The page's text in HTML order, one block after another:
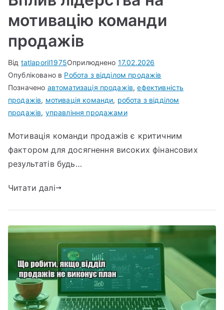
мотивацію команди
продажів
Від tatlaporil1975Оприлюднено 17.02.2026
Опубліковано в Робота з відділом продажів
Позначено автоматизація продажів,ефективність
продажів, мотивація команди, робота з відділом
продажів, управління продажами
Мотивація команди продажів є критичним
фактором для досягнення високих фінансових
результатів будь…
Читати далі